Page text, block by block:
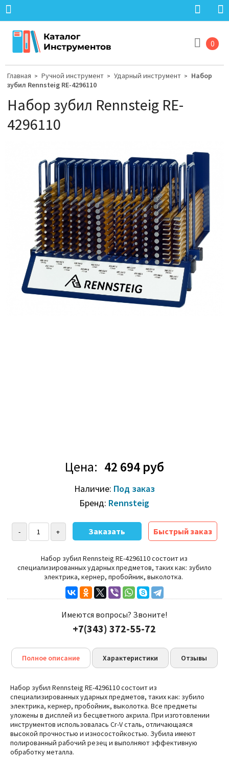
0
Главная > Ручной инструмент > Ударный инструмент > Набор
зубил Rennsteig RE-4296110
Набор зубил Rennsteig RE-
4296110
Цена: 42 694 руб
Наличие: Под заказ
Бренд: Rennsteig
Быстрый заказ
Набор зубил RennsteigRE-4296110состоит из
специализированных ударных предметов, таких как: зубило
электрика, кернер, пробойник, выколотка.
Имеются вопросы? Звоните!
+7(343) 372-55-72
Полное описание Характеристики Отзывы
Набор зубил Rennsteig RE-4296110состоит из
специализированных ударных предметов, таких как: зубило
электрика, кернер, пробойник, выколотка. Все предметы
уложены в дисплей из бесцветного акрила. При изготовлении
инструментов использовалась Cr-V сталь, отличающаяся
высокой прочностью и износостойкостью. Зубила имеют
полированный рабочий резец и выполняют эффективную
обработку металла.